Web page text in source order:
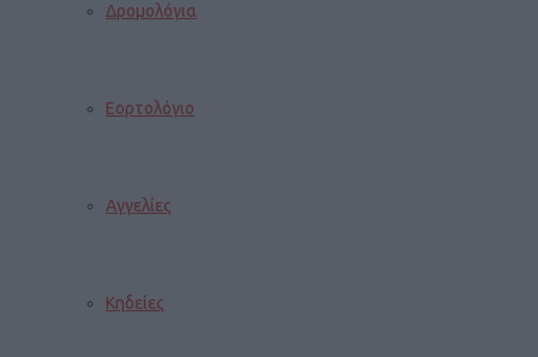
Δρομολόγια
Εορτολόγιο
Αγγελίες
Κηδείες